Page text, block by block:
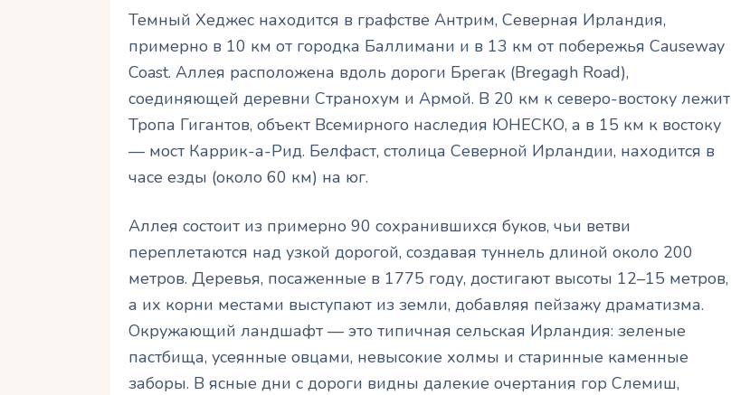
Темный Хеджес находится в графстве Антрим, Северная Ирландия,
примерно в 10 км от городка Баллимани и в 13 км от побережья Causeway
Coast. Аллея расположена вдоль дороги Брегак (Bregagh Road),
соединяющей деревни Странохум и Армой. В 20 км к северо-востоку лежит
Тропа Гигантов, объект Всемирного наследия ЮНЕСКО, а в 15 км к востоку
— мост Каррик-а-Рид. Белфаст, столица Северной Ирландии, находится в
часе езды (около 60 км) на юг.
Аллея состоит из примерно 90 сохранившихся буков, чьи ветви
переплетаются над узкой дорогой, создавая туннель длиной около 200
метров. Деревья, посаженные в 1775 году, достигают высоты 12–15 метров,
а их корни местами выступают из земли, добавляя пейзажу драматизма.
Окружающий ландшафт — это типичная сельская Ирландия: зеленые
пастбища, усеянные овцами, невысокие холмы и старинные каменные
заборы. В ясные дни с дороги видны далекие очертания гор Слемиш,